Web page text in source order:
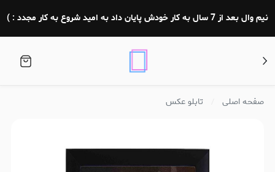
نیم وال بعد از 7 سال به کار خودش پایان داد به امید شروع به کار مجدد : )
صفحه اصلی تابلو عکس